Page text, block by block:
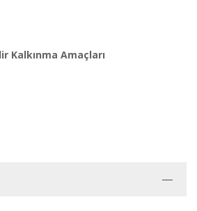
Kalkınma Amaçları